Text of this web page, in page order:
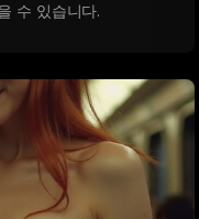
수 있습니다.